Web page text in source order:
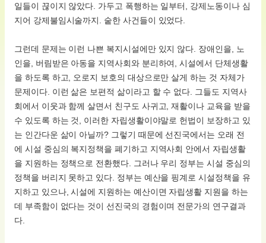
일들이 끊이지 않았다. 가두고 폭행하는 일부터, 강제노동이나 심
지어 강제불임시술까지. 숱한 사건들이 있었다.
그런데 문제는 이런 나쁜 복지시설에만 있지 않다. 장애인을, 노
인을, 버림받은 아동을 지역사회와 분리하여, 시설에서 단체생활
을 하도록 하고, 오로지 보호의 대상으로만 살게 하는 것 자체가
문제이다. 이런 삶은 보편적 삶이라고 할 수 없다. 그들도 지역사
회에서 이웃과 함께 살면서 친구도 사귀고, 재활이나 교육을 받을
수 있도록 하는 것, 이러한 자립생활이야말로 헌법이 보장하고 있
는 인간다운 삶이 아닐까? 그렇기 때문에 선진국에서는 오래 전
에 시설 중심의 복지정책을 폐기하고 지역사회 안에서 자립생활
을 지원하는 정책으로 전환했다. 그러나 우리 정부는 시설 중심의
정책을 버리지 못하고 있다. 정부는 예산을 핑계로 시설정책을 유
지하고 있으나, 시설에 지원하는 예산이면 자립생활 지원을 하는
데 부족함이 없다는 것이 선진국의 경험이며 전문가의 연구결과
다.